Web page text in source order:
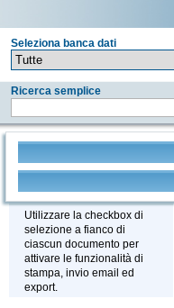
Seleziona banca dati
Ricerca semplice
Stampa - Email - Export
Utilizzare la checkbox di
selezione a fianco di
ciascun documento per
attivare le funzionalità di
stampa, invio email ed
export.